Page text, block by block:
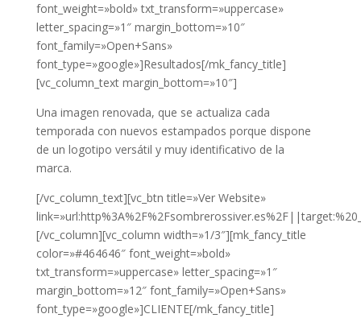
font_weight=»bold» txt_transform=»uppercase»
letter_spacing=»1″ margin_bottom=»10″
font_family=»Open+Sans»
font_type=»google»]Resultados[/mk_fancy_title]
[vc_column_text margin_bottom=»10″]
Una imagen renovada, que se actualiza cada
temporada con nuevos estampados porque dispone
de un logotipo versátil y muy identificativo de la
marca.
[/vc_column_text][vc_btn title=»Ver Website»
[/vc_column][vc_column width=»1/3″][mk_fancy_title
color=»#464646″ font_weight=»bold»
txt_transform=»uppercase» letter_spacing=»1″
margin_bottom=»12″ font_family=»Open+Sans»
font_type=»google»]CLIENTE[/mk_fancy_title]